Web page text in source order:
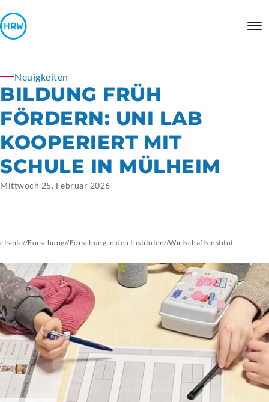
Neuigkeiten
BILDUNG FRÜH
FÖRDERN: UNI LAB
KOOPERIERT MIT
SCHULE IN MÜLHEIM
Mittwoch 25. Februar 2026
//Forschung//Forschung in den Instituten//Wirtschaftsinstitut